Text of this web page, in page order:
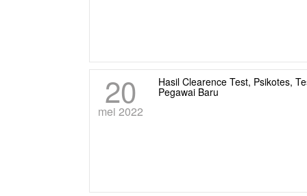
20
mei 2022
Hasil Clearence Test, Psikotes,
Pegawai Baru